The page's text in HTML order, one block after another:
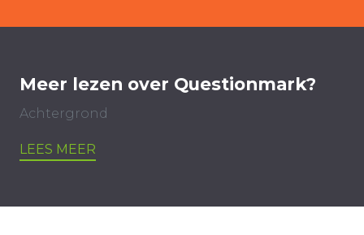
Meer lezen over Questionmark?
Achtergrond
LEES MEER